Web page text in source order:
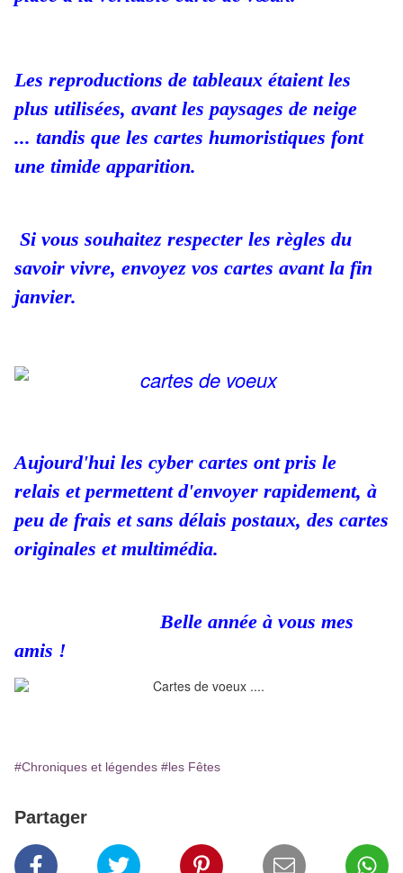
Les reproductions de tableaux étaient les
plus utilisées, avant les paysages de neige
... tandis que les cartes humoristiques font
une timide apparition.
Si vous souhaitez respecter les règles du
savoir vivre, envoyez vos cartes avant la fin
janvier.
Aujourd'hui les cyber cartes ont pris le
relais et permettent d'envoyer rapidement, à
peu de frais et sans délais postaux, des cartes
originales et multimédia.
Belle année à vous mes
amis !
#Chroniques et légendes #les Fêtes
Partager